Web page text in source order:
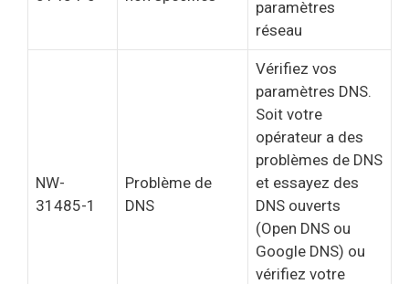
paramètres
réseau
NW-
31485-1
Problème de
DNS
Vérifiez vos
paramètres DNS.
Soit votre
opérateur a des
problèmes de DNS
et essayez des
DNS ouverts
(Open DNS ou
Google DNS) ou
vérifiez votre